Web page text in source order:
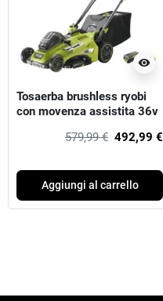
visibility
Tosaerba brushless ryobi
con movenza assistita 36v
579,99 € 492,99 €
Aggiungi al carrello